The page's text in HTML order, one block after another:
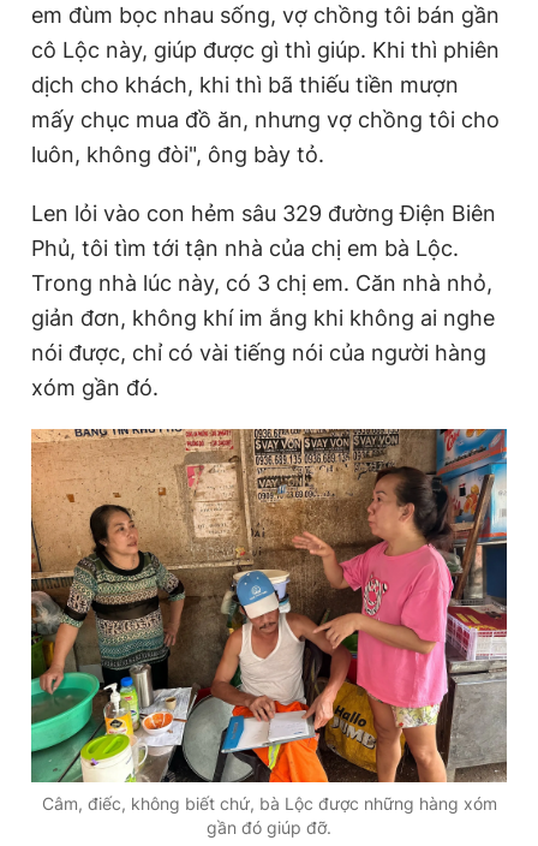
em đùm bọc nhau sống, vợ chồng tôi bán gần
cô Lộc này, giúp được gì thì giúp. Khi thì phiên
dịch cho khách, khi thì bã thiếu tiền mượn
mấy chục mua đồ ăn, nhưng vợ chồng tôi cho
luôn, không đòi", ông bày tỏ.
Len lỏi vào con hẻm sâu 329 đường Điện Biên
Phủ, tôi tìm tới tận nhà của chị em bà Lộc.
Trong nhà lúc này, có 3 chị em. Căn nhà nhỏ,
giản đơn, không khí im ắng khi không ai nghe
nói được, chỉ có vài tiếng nói của người hàng
xóm gần đó.
Câm, điếc, không biết chứ, bà Lộc được những hàng xóm
gần đó giúp đỡ.